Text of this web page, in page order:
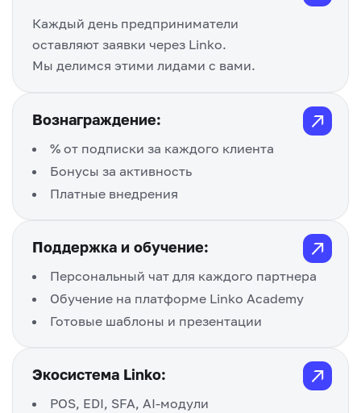
Каждый день предприниматели
оставляют заявки через Linko.
Мы делимся этими лидами с вами.
Вознаграждение:
% от подписки за каждого клиента
Бонусы за активность
Платные внедрения
↗
Поддержка и обучение:
Персональный чат для каждого партнера
Обучение на платформе Linko Academy
Готовые шаблоны и презентации
↗
Экосистема Linko:
POS, EDI, SFA, AI-модули
↗